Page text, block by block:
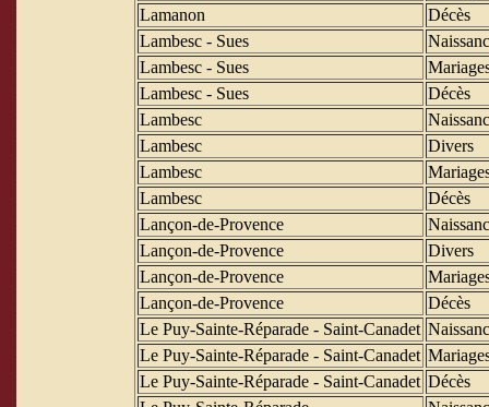
Lamanon
Décès
Lambesc - Sues
Lambesc - Sues
Lambesc - Sues
Décès
Lambesc
Lambesc
Divers
Lambesc
Lambesc
Décès
Lançon-de-Provence
Lançon-de-Provence
Divers
Lançon-de-Provence
Lançon-de-Provence
Décès
Le Puy-Sainte-Réparade - Saint-Canadet
Le Puy-Sainte-Réparade - Saint-Canadet
Le Puy-Sainte-Réparade - Saint-Canadet Décès